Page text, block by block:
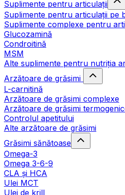
Suplimente pentru articulații
Suplimente pentru articulații pe
Suplimente complexe pentru
Glucozamină
Condroitină
MSM
Alte suplimente pentru nutriția
Arzătoare de grăsimi
L-carnitină
Arzătoare de grăsimi complexe
Arzătoare de grăsimi
Controlul apetitului
Alte arzătoare de grăsimi
Grăsimi sănătoase
Omega-3
Omega 3-6-9
CLA şi HCA
Ulei MCT
Ulei de krill